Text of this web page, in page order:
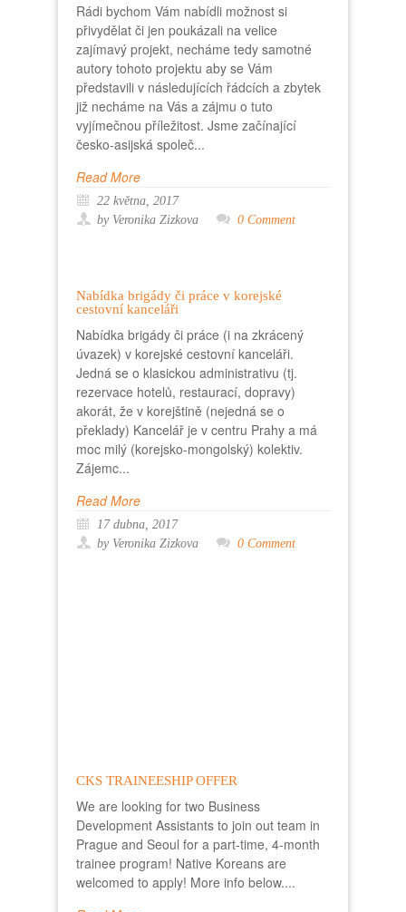
Rádi bychom Vám nabídli možnost si
přivydělat či jen poukázali na velice
zajímavý projekt, necháme tedy samotné
autory tohoto projektu aby se Vám
představili v následujících řádcích a zbytek
již necháme na Vás a zájmu o tuto
vyjímečnou příležitost. Jsme začínající
česko-asijská společ...
Read More
22 května, 2017
by Veronika Zizkova
0 Comment
Nabídka brigády či práce v korejské
cestovní kanceláři
Nabídka brigády či práce (i na zkrácený
úvazek) v korejské cestovní kanceláři.
Jedná se o klasickou administrativu (tj.
rezervace hotelů, restaurací, dopravy)
akorát, že v korejštině (nejedná se o
překlady) Kancelář je v centru Prahy a má
moc milý (korejsko-mongolský) kolektiv.
Zájemc...
Read More
17 dubna, 2017
by Veronika Zizkova
0 Comment
CKS TRAINEESHIP OFFER
We are looking for two Business
Development Assistants to join out team in
Prague and Seoul for a part-time, 4-month
trainee program! Native Koreans are
welcomed to apply! More info below....